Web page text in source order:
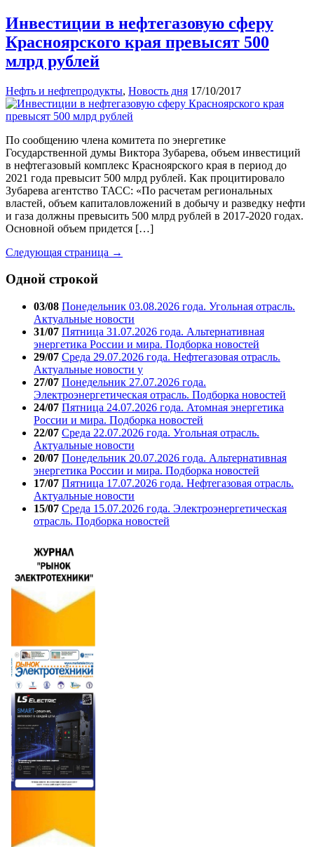
Инвестиции в нефтегазовую сферу
Красноярского края превысят 500
млрд рублей
Нефть и нефтепродукты, Новость дня 17/10/2017
По сообщению члена комитета по энергетике
Государственной думы Виктора Зубарева, объем инвестиций
в нефтегазовый комплекс Красноярского края в период до
2021 года превысит 500 млрд рублей. Как процитировало
Зубарева агентство ТАСС: «По расчетам региональных
властей, объем капиталовложений в добычу и разведку нефти
и газа должны превысить 500 млрд рублей в 2017-2020 годах.
Основной объем придется […]
Следующая страница →
Одной строкой
03/08 Понедельник 03.08.2026 года. Угольная отрасль.
Актуальные новости
31/07 Пятница 31.07.2026 года. Альтернативная
энергетика России и мира. Подборка новостей
29/07 Среда 29.07.2026 года. Нефтегазовая отрасль.
Актуальные новости у
27/07 Понедельник 27.07.2026 года.
Электроэнергетическая отрасль. Подборка новостей
24/07 Пятница 24.07.2026 года. Атомная энергетика
России и мира. Подборка новостей
22/07 Среда 22.07.2026 года. Угольная отрасль.
Актуальные новости
20/07 Понедельник 20.07.2026 года. Альтернативная
энергетика России и мира. Подборка новостей
17/07 Пятница 17.07.2026 года. Нефтегазовая отрасль.
Актуальные новости
15/07 Среда 15.07.2026 года. Электроэнергетическая
отрасль. Подборка новостей